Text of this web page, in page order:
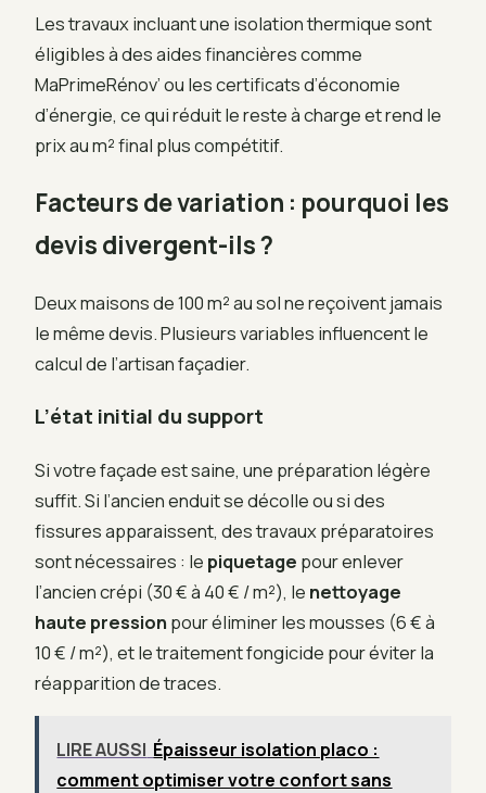
Les travaux incluant une isolation thermique sont
éligibles à des aides financières comme
MaPrimeRénov’ ou les certificats d’économie
d’énergie, ce qui réduit le reste à charge et rend le
prix au m² final plus compétitif.
Facteurs de variation : pourquoi les
devis divergent-ils ?
Deux maisons de 100 m² au sol ne reçoivent jamais
le même devis. Plusieurs variables influencent le
calcul de l’artisan façadier.
L’état initial du support
Si votre façade est saine, une préparation légère
suffit. Si l’ancien enduit se décolle ou si des
fissures apparaissent, des travaux préparatoires
sont nécessaires : le piquetage pour enlever
l’ancien crépi (30 € à 40 € / m²), le nettoyage
haute pression pour éliminer les mousses (6 € à
10 € / m²), et le traitement fongicide pour éviter la
réapparition de traces.
LIRE AUSSI Épaisseur isolation placo :
comment optimiser votre confort sans